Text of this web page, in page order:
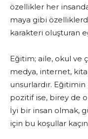
özellikler her
maya gibi
karakteri oluşturan
Eğitim; aile, okul ve
medya, internet,
unsurlardır.
pozitif ise, birey de
İyi bir insan olmak,
için bu koşullar